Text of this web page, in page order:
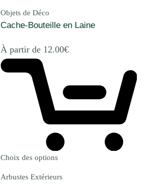
Objets de Déco
Cache-Bouteille en Laine
À partir de 12.00€
Choix des options
Arbustes Extérieurs